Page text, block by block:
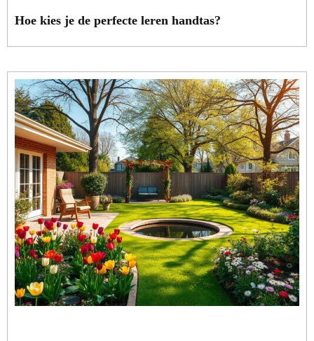
Hoe kies je de perfecte leren handtas?